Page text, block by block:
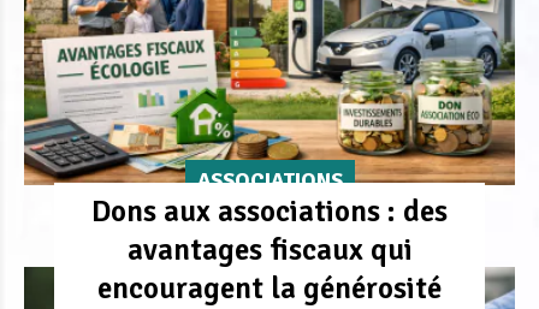
ASSOCIATIONS
Dons aux associations : des
avantages fiscaux qui
encouragent la générosité